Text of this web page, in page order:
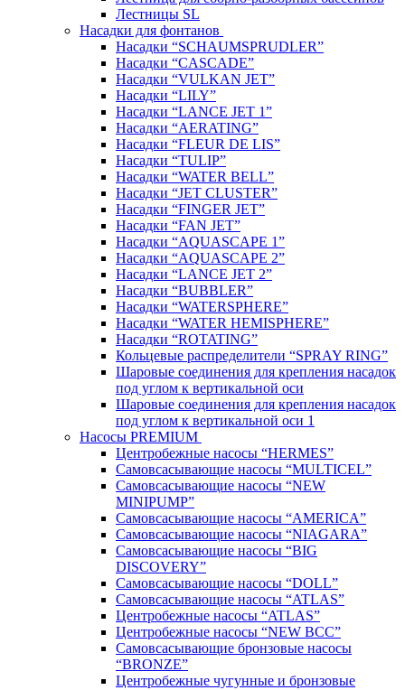
Лестницы SL
Насадки для фонтанов
Насадки “SCHAUMSPRUDLER”
Насадки “CASCADE”
Насадки “VULKAN JET”
Насадки “LILY”
Насадки “LANCE JET 1”
Насадки “AERATING”
Насадки “FLEUR DE LIS”
Насадки “TULIP”
Насадки “WATER BELL”
Насадки “JET CLUSTER”
Насадки “FINGER JET”
Насадки “FAN JET”
Насадки “AQUASCAPE 1”
Насадки “AQUASCAPE 2”
Насадки “LANCE JET 2”
Насадки “BUBBLER”
Насадки “WATERSPHERE”
Насадки “WATER HEMISPHERE”
Насадки “ROTATING”
Кольцевые распределители “SPRAY RING”
Шаровые соединения для крепления насадок
под углом к вертикальной оси
Шаровые соединения для крепления насадок
под углом к вертикальной оси 1
Насосы PREMIUM
Центробежные насосы “HERMES”
Самовсасывающие насосы “MULTICEL”
Самовсасывающие насосы “NEW
MINIPUMP”
Самовсасывающие насосы “AMERICA”
Самовсасывающие насосы “NIAGARA”
Самовсасывающие насосы “BIG
DISCOVERY”
Самовсасывающие насосы “DOLL”
Самовсасывающие насосы “ATLAS”
Центробежные насосы “ATLAS”
Центробежные насосы “NEW BCC”
Самовсасывающие бронзовые насосы
“BRONZE”
Центробежные чугунные и бронзовые